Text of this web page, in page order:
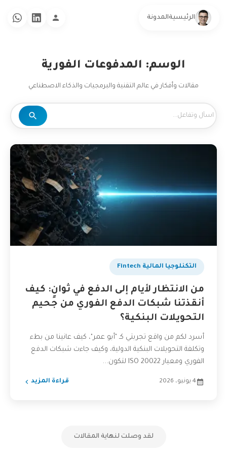
الرئيسيةالمدونة
الوسم: المدفوعات الفورية
مقالات وأفكار في عالم التقنية والبرمجيات والذكاء الاصطناعي
التكنلوجيا المالية Fintech
من الانتظار لأيام إلى الدفع في ثوانٍ: كيف
أنقذتنا شبكات الدفع الفوري من جحيم
التحويلات البنكية؟
أسرد لكم من واقع تجربتي كـ "أبو عمر"، كيف عانينا من بطء
وتكلفة التحويلات البنكية الدولية، وكيف جاءت شبكات الدفع
الفوري ومعيار ISO 20022 لتكون...
4 يونيو، 2026 قراءة المزيد
لقد وصلت لنهاية المقالات